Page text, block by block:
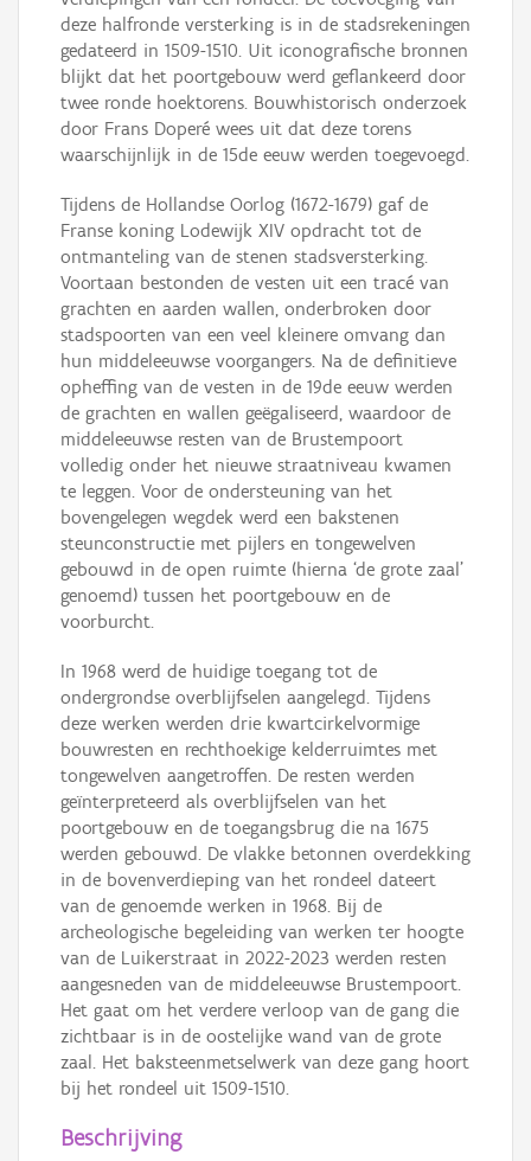
deze halfronde versterking is in de stadsrekeningen
gedateerd in 1509-1510. Uit iconografische bronnen
blijkt dat het poortgebouw werd geflankeerd door
twee ronde hoektorens. Bouwhistorisch onderzoek
door Frans Doperé wees uit dat deze torens
waarschijnlijk in de 15de eeuw werden toegevoegd.
Tijdens de Hollandse Oorlog (1672-1679) gaf de
Franse koning Lodewijk XIV opdracht tot de
ontmanteling van de stenen stadsversterking.
Voortaan bestonden de vesten uit een tracé van
grachten en aarden wallen, onderbroken door
stadspoorten van een veel kleinere omvang dan
hun middeleeuwse voorgangers. Na de definitieve
opheffing van de vesten in de 19de eeuw werden
de grachten en wallen geëgaliseerd, waardoor de
middeleeuwse resten van de Brustempoort
volledig onder het nieuwe straatniveau kwamen
te leggen. Voor de ondersteuning van het
bovengelegen wegdek werd een bakstenen
steunconstructie met pijlers en tongewelven
gebouwd in de open ruimte (hierna ‘de grote zaal’
genoemd) tussen het poortgebouw en de
voorburcht.
In 1968 werd de huidige toegang tot de
ondergrondse overblijfselen aangelegd. Tijdens
deze werken werden drie kwartcirkelvormige
bouwresten en rechthoekige kelderruimtes met
tongewelven aangetroffen. De resten werden
geïnterpreteerd als overblijfselen van het
poortgebouw en de toegangsbrug die na 1675
werden gebouwd. De vlakke betonnen overdekking
in de bovenverdieping van het rondeel dateert
van de genoemde werken in 1968. Bij de
archeologische begeleiding van werken ter hoogte
van de Luikerstraat in 2022-2023 werden resten
aangesneden van de middeleeuwse Brustempoort.
Het gaat om het verdere verloop van de gang die
zichtbaar is in de oostelijke wand van de grote
zaal. Het baksteenmetselwerk van deze gang hoort
bij het rondeel uit 1509-1510.
Beschrijving